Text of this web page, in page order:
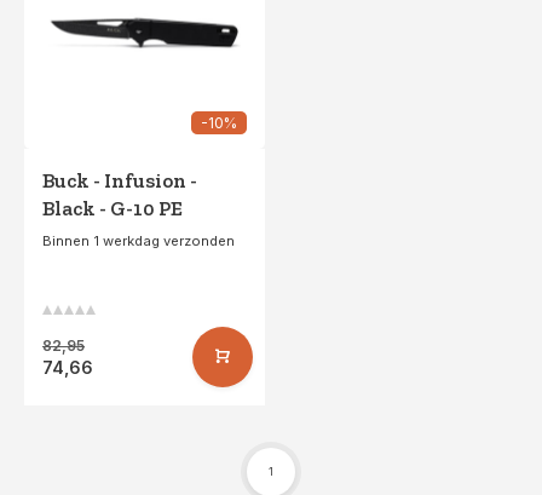
-10%
Buck - Infusion -
Black - G-10 PE
Binnen 1 werkdag verzonden
82,95
74,66
1